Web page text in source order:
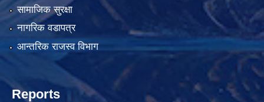
सामाजिक सुरक्षा
नागरिक वडापत्र
आन्तरिक राजस्व विभाग
Reports